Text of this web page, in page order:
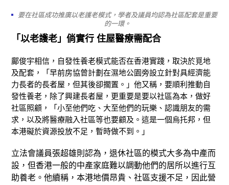
要在社區成功推廣以老護老模式，學者及議員均認為社區配套是重要
的一環。
「以老護老」倘實行 住屋醫療需配合
鄺俊宇相信，自發性養老模式能否在香港實踐，取決於覓地
及配套，「早前房協曾計劃在濕地公園旁設立針對具經濟能
力長者的長者屋，但其後卻擱置。」他又稱，要順利推動自
發性養老，除了興建長者屋，更重要是要以社區為本，做好
社區照顧，「小至他們吃、大至他們的玩樂、認識朋友的需
求，以及將醫療融入社區等也要顧及。這是一個烏托邦，但
本港礙於資源投放不足，暫時做不到。」
立法會議員張超雄則認為，退休社區的模式大多為中產而
設，但香港一般的中產家庭難以調動他們的居所以進行互
助養老。他續稱，本港地價昂貴、社區支援不足，因此營